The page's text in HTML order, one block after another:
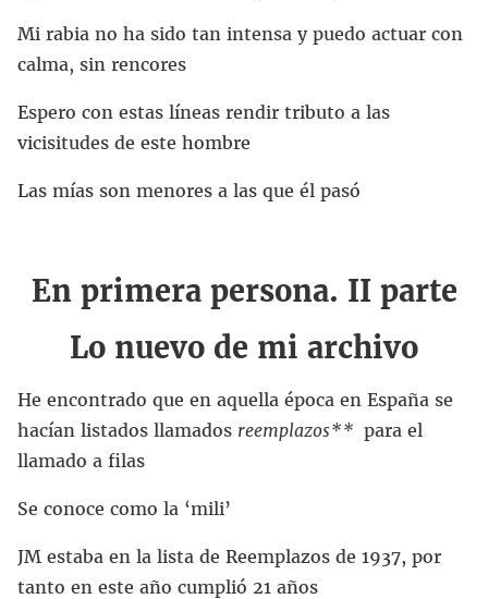
Mi rabia no ha sido tan intensa y puedo actuar con
calma, sin rencores
Espero con estas líneas rendir tributo a las
vicisitudes de este hombre
Las mías son menores a las que él pasó
En primera persona. II parte
Lo nuevo de mi archivo
He encontrado que en aquella época en España se
hacían listados llamados reemplazos** para el
llamado a filas
Se conoce como la ‘mili’
JM estaba en la lista de Reemplazos de 1937, por
tanto en este año cumplió 21 años